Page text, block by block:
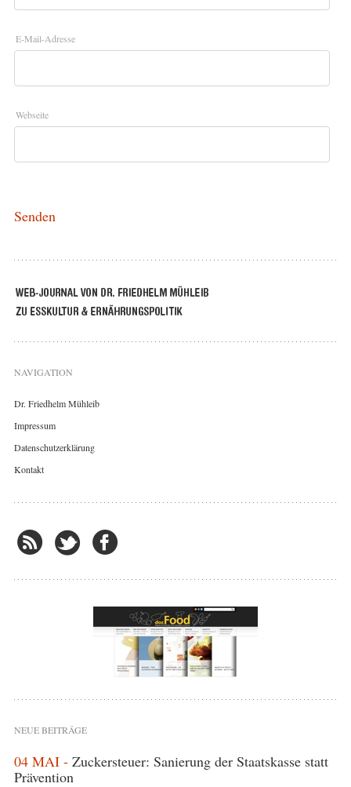
E-Mail-Adresse
Webseite
NAVIGATION
Dr. Friedhelm Mühleib
Impressum
Datenschutzerklärung
Kontakt
NEUE BEITRÄGE
04 MAI - Zuckersteuer: Sanierung der Staatskasse statt
Prävention